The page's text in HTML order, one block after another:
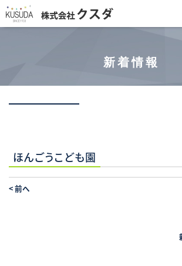
新着情報
ほんごうこども園
<前へ